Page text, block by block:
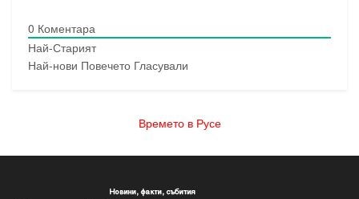
0 Коментара
Най-Старият
Най-нови Повечето Гласували
Времето в Русе